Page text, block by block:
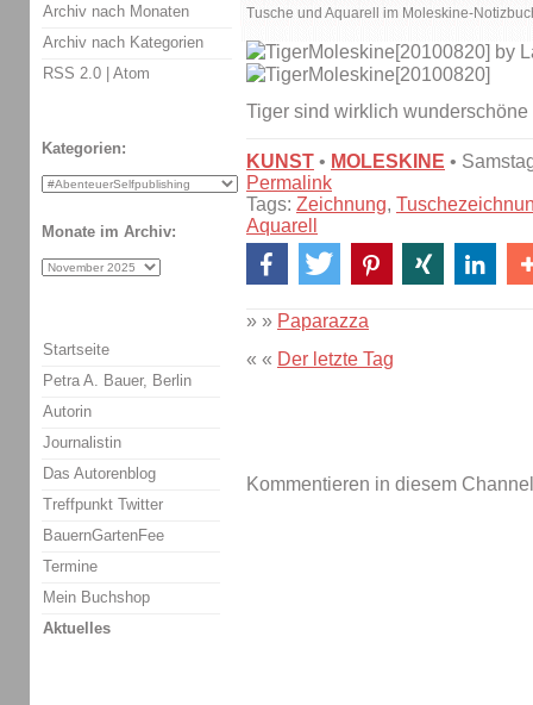
Tusche und Aquarell im Moleskine-
Tiger sind wirklich wunderschöne
KUNST • MOLESKINE •
Permalink
Tags: Zeichnung,
Aquarell
» » Paparazza
« « Der letzte Tag
Kommentieren in diesem
Archiv nach Monaten
Archiv nach Kategorien
RSS 2.0 | Atom
Kategorien:
Monate im Archiv:
Startseite
Petra A. Bauer, Berlin
Autorin
Journalistin
Das Autorenblog
Treffpunkt Twitter
BauernGartenFee
Termine
Mein Buchshop
Aktuelles